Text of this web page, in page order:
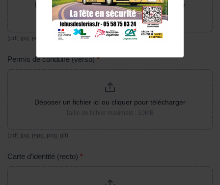
Déposer un fichier ici ou cliquer pour télécharger
Taille de fichier maximale : 10MB
(pdf, jpg, jepg, png, gif)
Permis de conduire (verso)*
Déposer un fichier ici ou cliquer pour télécharger
Taille de fichier maximale : 10MB
(pdf, jpg, jepg, png, gif)
Carte d’identité (recto) *